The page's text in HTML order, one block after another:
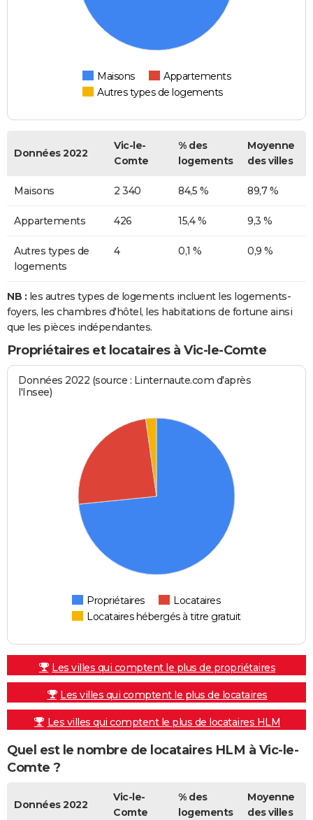
Maisons
Appartements
Autres types de logements
Données 2022
Vic-le-
Comte
% des
logements
Moyenne
des villes
Maisons 2 340 84,5 % 89,7 %
Appartements 426 15,4 % 9,3 %
Autres types de
logements
4 0,1 % 0,9 %
NB : les autres types de logements incluent les logements-
foyers, les chambres d'hôtel, les habitations de fortune ainsi
que les pièces indépendantes.
Propriétaires et locataires à Vic-le-Comte
Données 2022 (source : Linternaute.com d'après
l'Insee)
Propriétaires
Locataires
Locataires hébergés à titre gratuit
Les villes qui comptent le plus de propriétaires
Les villes qui comptent le plus de locataires
Les villes qui comptent le plus de locataires HLM
Quel est le nombre de locataires HLM à Vic-le-
Comte ?
Données 2022
Vic-le-
Comte
% des
logements
Moyenne
des villes